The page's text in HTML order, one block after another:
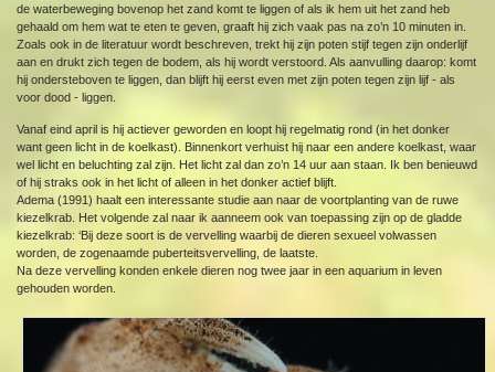
de waterbeweging bovenop het zand komt te liggen of als ik hem uit het zand heb
gehaald om hem wat te eten te geven, graaft hij zich vaak pas na zo’n 10 minuten in.
Zoals ook in de literatuur wordt beschreven, trekt hij zijn poten stijf tegen zijn onderlijf
aan en drukt zich tegen de bodem, als hij wordt verstoord. Als aanvulling daarop: komt
hij ondersteboven te liggen, dan blijft hij eerst even met zijn poten tegen zijn lijf - als
voor dood - liggen.
Vanaf eind april is hij actiever geworden en loopt hij regelmatig rond (in het donker
want geen licht in de koelkast). Binnenkort verhuist hij naar een andere koelkast, waar
wel licht en beluchting zal zijn. Het licht zal dan zo’n 14 uur aan staan. Ik ben benieuwd
of hij straks ook in het licht of alleen in het donker actief blijft.
Adema (1991) haalt een interessante studie aan naar de voortplanting van de ruwe
kiezelkrab. Het volgende zal naar ik aanneem ook van toepassing zijn op de gladde
kiezelkrab: ‘Bij deze soort is de vervelling waarbij de dieren sexueel volwassen
worden, de zogenaamde puberteitsvervelling, de laatste.
Na deze vervelling konden enkele dieren nog twee jaar in een aquarium in leven
gehouden worden.